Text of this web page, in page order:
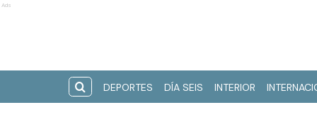
Ads
DEPORTES DÍA SEIS INTERIOR